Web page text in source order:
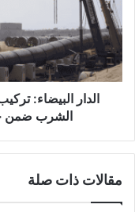
كيلومترًا
من
أنابيب
جديدة
لمياه
الشرب
شحّ
الشرب ضمن
مقالات ذات صلة